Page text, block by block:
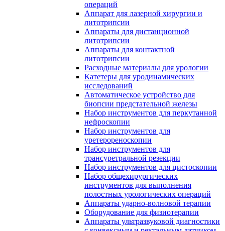
операций
Аппарат для лазерной хирургии и
литотрипсии
Аппараты для дистанционной
литотрипсии
Аппараты для контактной
литотрипсии
Расходные материалы для урологии
Катетеры для уродинамических
исследований
Автоматическое устройство для
биопсии предстательной железы
Набор инструментов для перкутанной
нефроскопии
Набор инструментов для
уретерореноскопии
Набор инструментов для
трансуретральной резекции
Набор инструментов для цистоскопии
Набор общехирургических
инструментов для выполнения
полостных урологических операций
Аппараты ударно-волновой терапии
Оборудование для физиотерапии
Аппараты ультразвуковой диагностики